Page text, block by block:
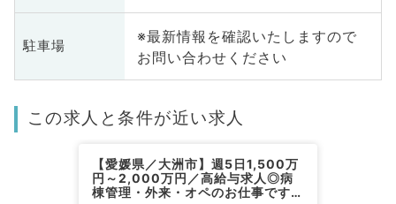
駐車場
※最新情報を確認いたしますので
お問い合わせください
この求人と条件が近い求人
【愛媛県／大洲市】週5日1,500万
円～2,000万円／高給与求人◎病
棟管理・外来・オペのお仕事です